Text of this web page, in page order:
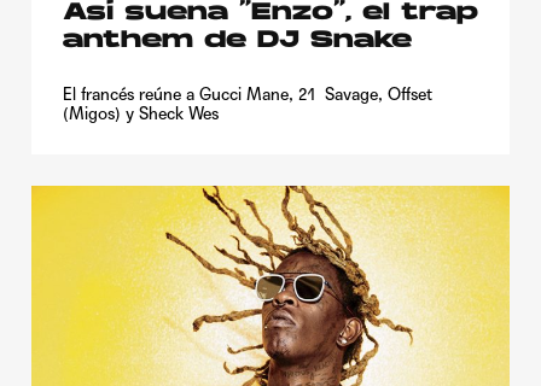
Así suena “Enzo”, el trap
anthem de DJ Snake
El francés reúne a Gucci Mane, 21 Savage, Offset
(Migos) y Sheck Wes